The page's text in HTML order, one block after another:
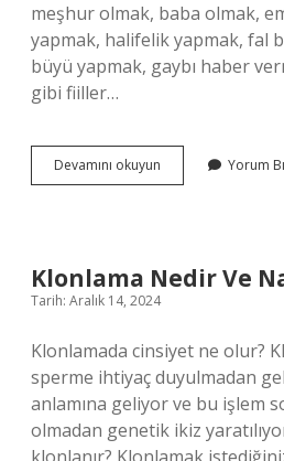
meşhur olmak, baba olmak,
yapmak, halifelik yapmak, fal
büyü yapmak, gaybı haber
gibi fiiller…
Devamını okuyun
Bakmanın
Yorum
Klonlama Nedir Ve
Tarih: Aralık 14, 2024
Klonlamada cinsiyet ne olur?
sperme ihtiyaç duyulmadan
anlamına geliyor ve bu işlem
olmadan genetik ikiz